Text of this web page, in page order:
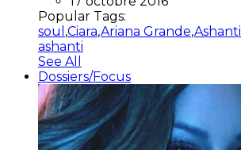
Popular Tags:
soul ,Ciara,Ariana Grande,Ashanti
ashanti
See All
Dossiers/Focus